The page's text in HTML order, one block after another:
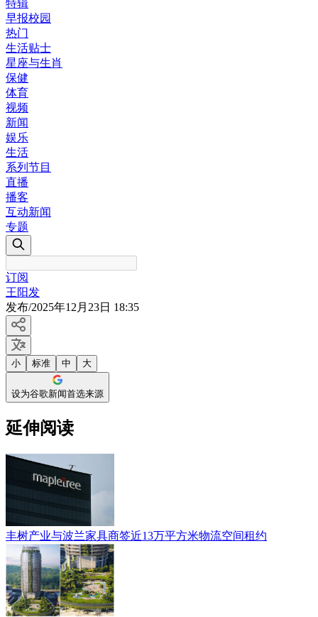
特辑
早报校园
热门
生活贴士
星座与生肖
保健
体育
视频
新闻
娱乐
生活
系列节目
直播
播客
互动新闻
专题
订阅
王阳发
发布/2025年12月23日 18:35
小 标准 中 大
设为谷歌新闻首选来源
延伸阅读
丰树产业与波兰家具商签近13万平方米物流空间租约